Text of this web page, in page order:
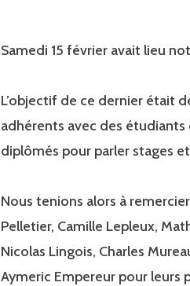
Samedi 15 février avait lieu
L’objectif de ce dernier était
adhérents avec des
diplômés pour parler stages
Nous tenions alors à
Pelletier, Camille Lepleux,
Nicolas Lingois, Charles
Aymeric Empereur pour leurs